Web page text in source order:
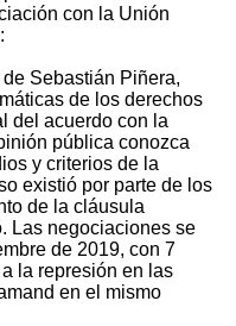
con la Unión
Sebastián Piñera,
de los derechos
del acuerdo con la
pública conozca
y criterios de la
existió por parte de los
de la cláusula
Las negociaciones se
de 2019, con 7
la represión en las
en el mismo